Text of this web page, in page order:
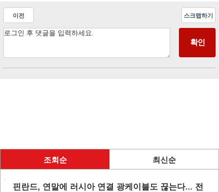
이전 스크랩하기
조회순 최신순
핀란드, 연말에 러시아 연결 광케이블도 끊는다... 전